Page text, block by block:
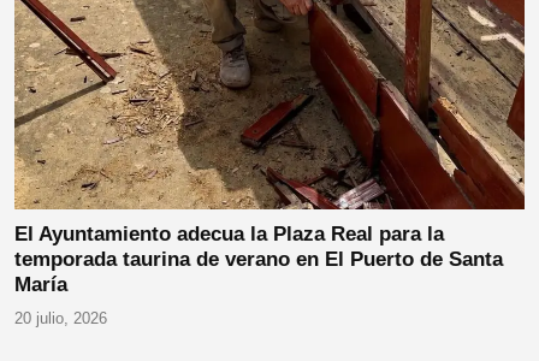
El Ayuntamiento adecua la Plaza Real para la
temporada taurina de verano en El Puerto de Santa
María
20 julio, 2026